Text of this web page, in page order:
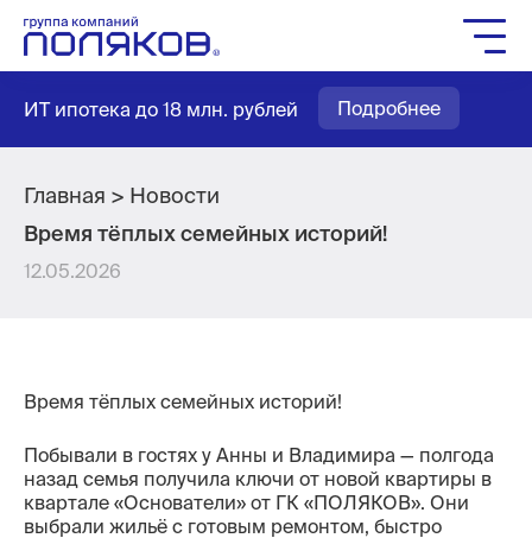
ИТ ипотека до 18 млн. рублей Подробнее
Группа компаний
Жилое строительство
Социальное строительство
Мастер-планирование
Квартиры
Выбор паркинга
Служба заботы
Агентам
Новости
Вакансии
Главная
Новости
Время тёплых семейных историй!
12.05.2026
Время тёплых семейных историй!
Побывали в гостях у Анны и Владимира — полгода
назад семья получила ключи от новой квартиры в
квартале «Основатели» от ГК «ПОЛЯКОВ». Они
выбрали жильё с готовым ремонтом, быстро